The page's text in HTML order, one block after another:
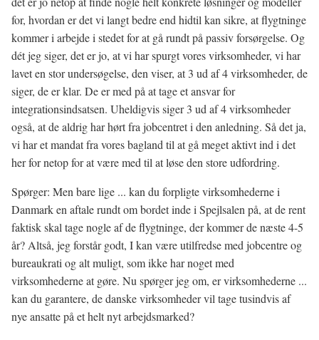
for, hvordan er det vi langt bedre end hidtil kan sikre, at flygtninge
kommer i arbejde i stedet for at gå rundt på passiv forsørgelse. Og
dét jeg siger, det er jo, at vi har spurgt vores virksomheder, vi har
lavet en stor undersøgelse, den viser, at 3 ud af 4 virksomheder, de
siger, de er klar. De er med på at tage et ansvar for
integrationsindsatsen. Uheldigvis siger 3 ud af 4 virksomheder
også, at de aldrig har hørt fra jobcentret i den anledning. Så det ja,
vi har et mandat fra vores bagland til at gå meget aktivt ind i det
her for netop for at være med til at løse den store udfordring.
Spørger: Men bare lige ... kan du forpligte virksomhederne i
Danmark en aftale rundt om bordet inde i Spejlsalen på, at de rent
faktisk skal tage nogle af de flygtninge, der kommer de næste 4-5
år? Altså, jeg forstår godt, I kan være utilfredse med jobcentre og
bureaukrati og alt muligt, som ikke har noget med
virksomhederne at gøre. Nu spørger jeg om, er virksomhederne ...
kan du garantere, de danske virksomheder vil tage tusindvis af
nye ansatte på et helt nyt arbejdsmarked?